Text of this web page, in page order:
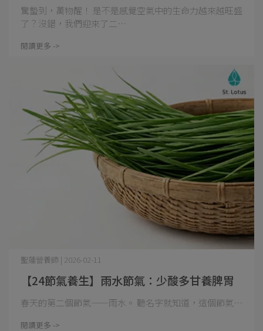
驚蟄到，萬物醒！ 是不是感覺空氣中的生命力越來越旺盛
了？沒錯，我們迎來了二⋯
閱讀更多 ->
【24節氣養生】雨水節氣：少酸多甘養脾胃
聖蓮營養師 | 2026-02-11
春天的第二個節氣——雨水。 聽名字就知道，這個節氣⋯
閱讀更多 ->